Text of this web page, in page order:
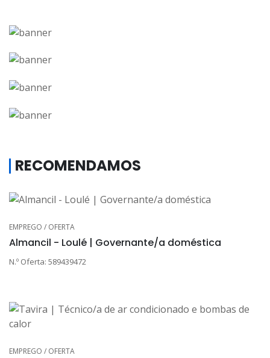
RECOMENDAMOS
EMPREGO / OFERTA
Almancil - Loulé | Governante/a doméstica
N.º Oferta: 589439472
EMPREGO / OFERTA